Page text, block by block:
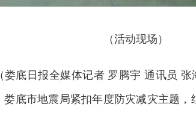
（活动现场）
娄底日报全媒体记者 罗腾宇 通讯员
娄底市地震局紧扣年度防灾减灾主题